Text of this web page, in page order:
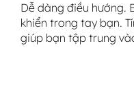
Dễ dàng điều hướng.
khiển trong tay bạn.
giúp bạn tập trung